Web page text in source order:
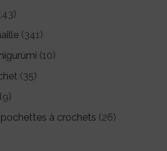
(341)
(10)
(35)
(9)
à crochets (26)